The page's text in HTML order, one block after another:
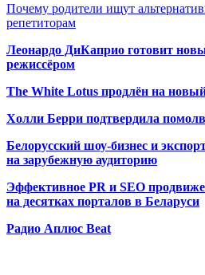
Почему родители ищут
репетиторам
Леонардо ДиКаприо готовит
режиссёром
The White Lotus продлён на новый
Холли Берри подтвердила
Белорусский шоу-бизнес и
на зарубежную аудиторию
Эффективное PR и SEO
на десятках порталов в Беларуси
Радио Аплюс Beat